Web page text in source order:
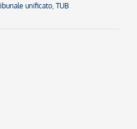
unificato, TUB